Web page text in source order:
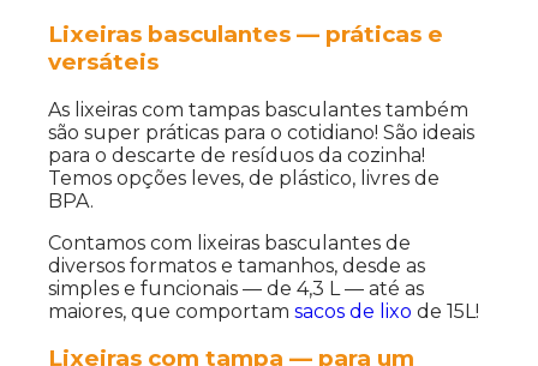
Lixeiras basculantes — práticas e
versáteis
As lixeiras com tampas basculantes também
são super práticas para o cotidiano! São ideais
para o descarte de resíduos da cozinha!
Temos opções leves, de plástico, livres de
BPA.
Contamos com lixeiras basculantes de
diversos formatos e tamanhos, desde as
simples e funcionais — de 4,3 L — até as
maiores, que comportam sacos de lixo de 15L!
Lixeiras com tampa — para um